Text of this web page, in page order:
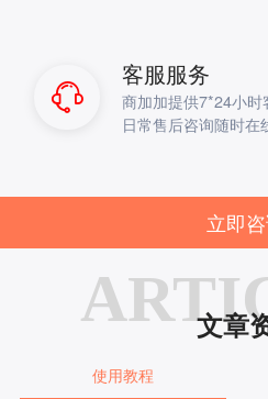
客服服务
商加加提供7*24小时
日常售后咨询随时在
立即
文章
使用教程
让我自由组合，我的引
我是一位穿搭博主，在微博
用到商加加这款工具后，能
众号上，在公众号上可以进